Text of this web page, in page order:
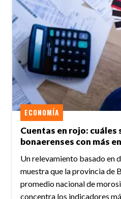
Cuentas en rojo: cuáles
bonaerenses con más
ECONOMÍA
Un relevamiento basado en
muestra que la provincia de
promedio nacional de
concentra los indicadores